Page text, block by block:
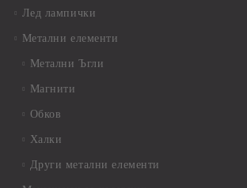
Лед лампички
Метални елементи
Метални Ъгли
Магнити
Обков
Халки
Други метални елементи